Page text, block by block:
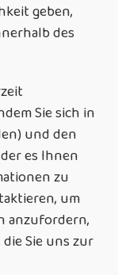
geben,
des
Sie sich in
und den
es Ihnen
zu
um
anzufordern,
Sie uns zur